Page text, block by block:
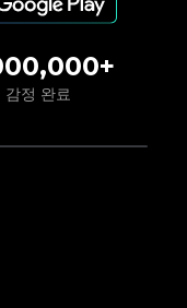
감정 완료